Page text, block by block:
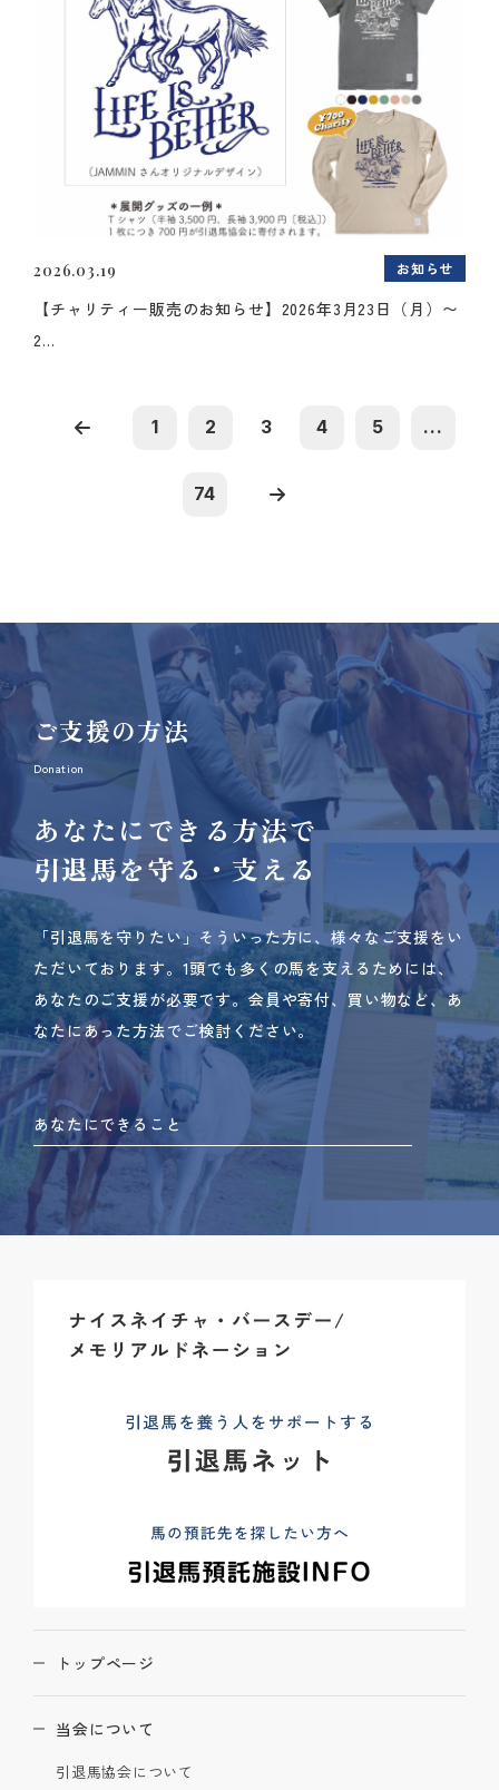
2026.03.19 お知らせ
【チャリティー販売のお知らせ】2026年3月23日（月）〜
2...
1 2 3 4 5 ...
74
ご支援の方法
Donation
あなたにできる方法で
引退馬を守る・支える
「引退馬を守りたい」そういった方に、様々なご支援をい
ただいております。 1頭でも多くの馬を支えるためには、
あなたのご支援が必要です。 会員や寄付、買い物など、あ
なたにあった方法でご検討ください。
あなたにできること
トップページ
当会について
引退馬協会について